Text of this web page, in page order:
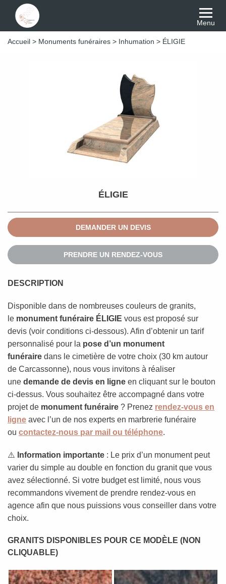
Menu
Accueil > Monuments funéraires > Inhumation > ÉLIGIE
ÉLIGIE
DEMANDER UN DEVIS
PRENDRE UN RENDEZ-VOUS
DESCRIPTION
Disponible dans de nombreuses couleurs de granits,
le monument funéraire ÉLIGIE vous est proposé sur
devis (voir conditions ci-dessous). Afin d’obtenir un tarif
personnalisé pour la pose d’un monument
funéraire dans le cimetière de votre choix (30 km autour
de Carcassonne), nous vous invitons à réaliser
une demande de devis en ligne en cliquant sur le bouton
ci-dessus. Vous souhaitez être accompagné dans votre
projet de monument funéraire ? Prenez rendez-vous en
ligne avec l’un de nos experts en marbrerie funéraire
ou contactez-nous par mail ou téléphone.
⚠️ Information importante : Le prix d’un monument peut
varier du simple au double en fonction du granit que vous
avez sélectionné. Si votre budget est limité, nous vous
recommandons vivement de prendre rendez-vous en
agence afin que nous puissions vous conseiller dans votre
choix.
GRANITS DISPONIBLES POUR CE MODÈLE (NON
CLIQUABLE)